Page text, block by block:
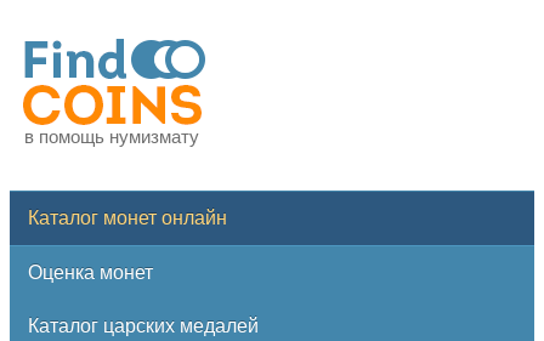
в помощь нумизмату
Каталог монет онлайн
Оценка монет
Каталог царских медалей